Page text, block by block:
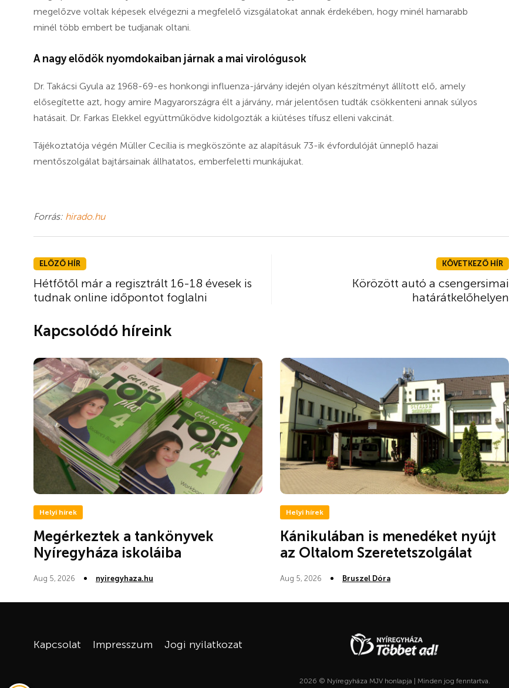
megelőzve voltak képesek elvégezni a megfelelő vizsgálatokat annak érdekében, hogy minél hamarabb
minél több embert be tudjanak oltani.
A nagy elődök nyomdokaiban járnak a mai virológusok
Dr. Takácsi Gyula az 1968-69-es honkongi influenza-járvány idején olyan készítményt állított elő, amely
elősegítette azt, hogy amire Magyarországra élt a járvány, már jelentősen tudták csökkenteni annak súlyos
hatásait. Dr. Farkas Elekkel együttműködve kidolgozták a kiütéses tífusz elleni vakcinát.
Tájékoztatója végén Müller Cecília is megköszönte az alapításuk 73-ik évfordulóját ünneplő hazai
mentőszolgálat bajtársainak állhatatos, emberfeletti munkájukat.
Forrás: hirado.hu
ELŐZŐ HÍR
Hétfőtől már a regisztrált 16-18 évesek is
tudnak online időpontot foglalni
KÖVETKEZŐ HÍR
Körözött autó a csengersimai
határátkelőhelyen
Kapcsolódó híreink
Helyi hírek
Megérkeztek a tankönyvek
Nyíregyháza iskoláiba
Aug 5, 2026 nyiregyhaza.hu
Helyi hírek
Kánikulában is menedéket nyújt
az Oltalom Szeretetszolgálat
Aug 5, 2026 Bruszel Dóra
Kapcsolat Impresszum Jogi nyilatkozat
2026 © Nyíregyháza MJV honlapja | Minden jog fenntartva.